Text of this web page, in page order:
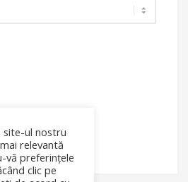
site-ul nostru
relevantă
vă preferințele
clic pe